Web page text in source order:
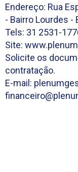
Endereço: Rua
- Bairro Lourdes -
Tels: 31 2531-
Site:
Solicite os
contratação.
E-mail: